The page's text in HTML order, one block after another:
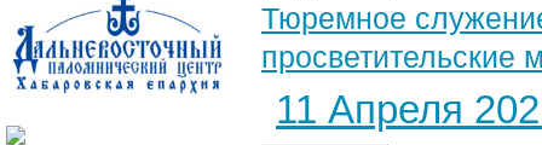
Тюремное
просветительские
11 Апреля